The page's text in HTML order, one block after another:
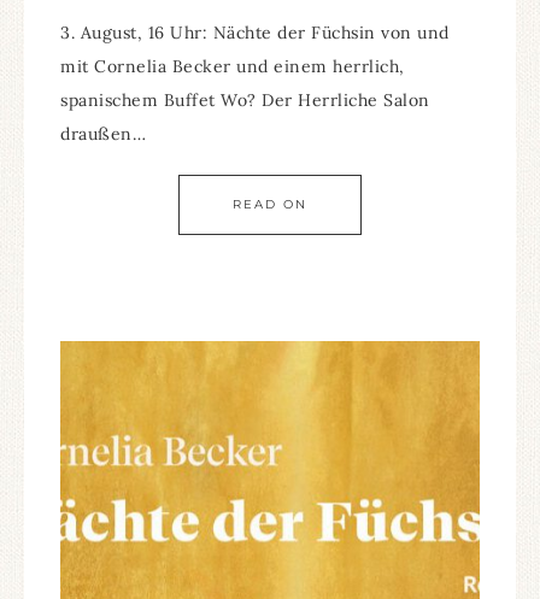
3. August, 16 Uhr: Nächte der Füchsin von und
mit Cornelia Becker und einem herrlich,
spanischem Buffet Wo? Der Herrliche Salon
draußen…
READ ON